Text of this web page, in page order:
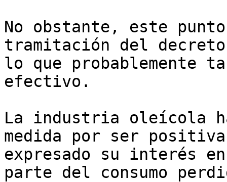
No obstante, este
tramitación del
lo que probablemente
efectivo.
La industria oleícola
medida por ser
expresado su interés
parte del consumo